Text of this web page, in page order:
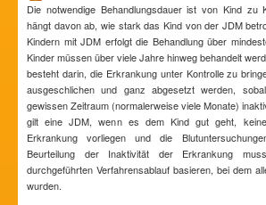
Die notwendige Behandlungsdauer ist von Kind zu
hängt davon ab, wie stark das Kind von der JDM
Kindern mit JDM erfolgt die Behandlung über
Kinder müssen über viele Jahre hinweg behandelt
besteht darin, die Erkrankung unter Kontrolle zu
ausgeschlichen und ganz abgesetzt werden,
gewissen Zeitraum (normalerweise viele Monate)
gilt eine JDM, wenn es dem Kind gut geht,
Erkrankung vorliegen und die
Beurteilung der Inaktivität der Erkrankung
durchgeführten Verfahrensablauf basieren, bei dem
wurden.